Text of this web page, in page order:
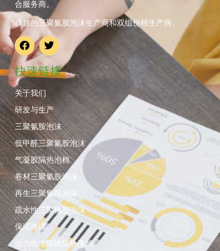
合服务商。
卓越的三聚氰胺泡沫生产商和双组份棉生产商。
快速链接
关于我们
研发与生产
三聚氰胺泡沫
低甲醛三聚氰胺泡沫
气凝胶隔热泡棉
卷材三聚氰胺泡沫
再生三聚氰胺泡沫
疏水性三聚氰胺泡沫
保湿海绵
动力电池阻燃隔热海绵